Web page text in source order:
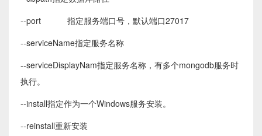
--port
指定服务端口号，默认端口27017
--serviceName指定服务名称
--serviceDisplayNam指定服务名称，有多个mongodb服务时
执行。
--install指定作为一个Windows服务安装。
--reinstall重新安装